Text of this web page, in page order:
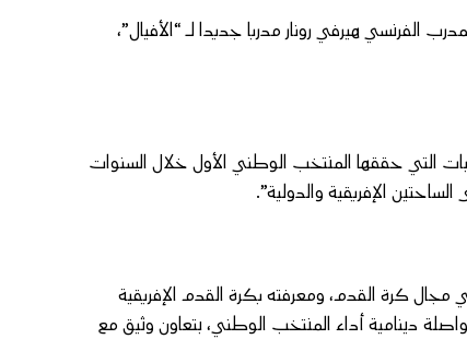
الفرنسي هيرفي رونار مدربا جديدا لـ “الأفيال”،
التي حققها المنتخب الوطني الأول خلال السنوات
الإفريقية والدولية”.
مجال كرة القدم، ومعرفته بكرة القدم الإفريقية
دينامية أداء المنتخب الوطني، بتعاون وثيق مع